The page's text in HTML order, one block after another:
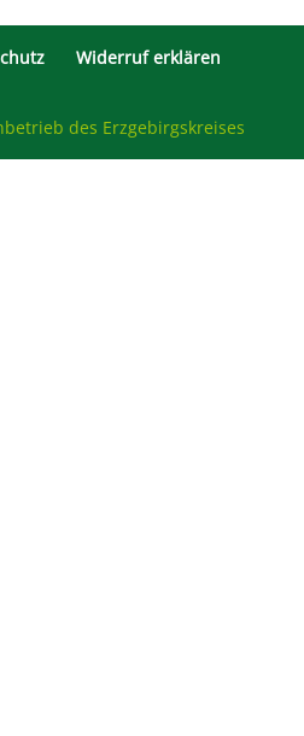
Widerruf erklären
des Erzgebirgskreises